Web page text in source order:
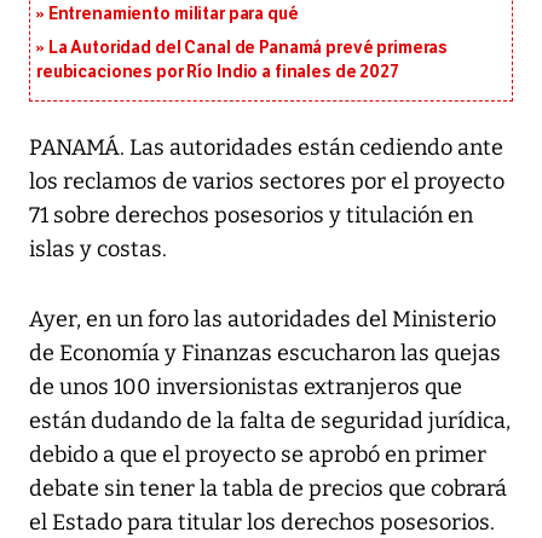
Entrenamiento militar para qué
La Autoridad del Canal de Panamá prevé primeras
reubicaciones por Río Indio a finales de 2027
PANAMÁ. Las autoridades están cediendo ante
los reclamos de varios sectores por el proyecto
71 sobre derechos posesorios y titulación en
islas y costas.
Ayer, en un foro las autoridades del Ministerio
de Economía y Finanzas escucharon las quejas
de unos 100 inversionistas extranjeros que
están dudando de la falta de seguridad jurídica,
debido a que el proyecto se aprobó en primer
debate sin tener la tabla de precios que cobrará
el Estado para titular los derechos posesorios.